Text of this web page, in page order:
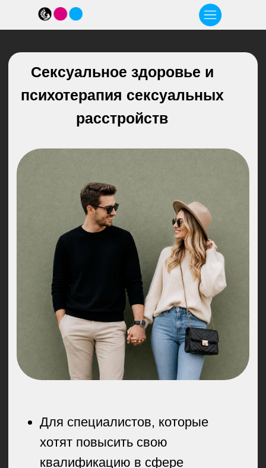
Сексуальное здоровье и
психотерапия сексуальных
Для специалистов, которые
хотят повысить свою
квалификацию в сфере
сексологии и консультирования
партнерских и семейных
отношений
психологии и сексологии и
желает освоить методики
гармонизации партнерских
отношений в сексуальной сфере